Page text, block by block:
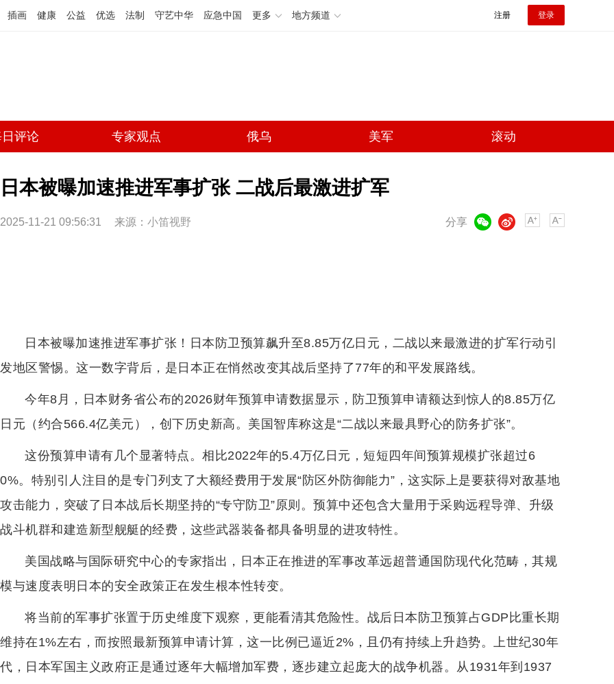
插画 健康 公益 优选 法制 守艺中华 应急中国 更多 地方频道 注册 登录
评论 专家观点 俄乌 美军 滚动
日本被曝加速推进军事扩张 二战后最激进扩军
2025-11-21 09:56:31 来源： 小笛视野 分享
微博
日本被曝加速推进军事扩张！日本防卫预算飙升至8.85万亿日元，二战以来最激进的扩军行动引
发地区警惕。这一数字背后，是日本正在悄然改变其战后坚持了77年的和平发展路线。
今年8月，日本财务省公布的2026财年预算申请数据显示，防卫预算申请额达到惊人的8.85万亿
日元（约合566.4亿美元），创下历史新高。美国智库称这是“二战以来最具野心的防务扩张”。
这份预算申请有几个显著特点。相比2022年的5.4万亿日元，短短四年间预算规模扩张超过6
0%。特别引人注目的是专门列支了大额经费用于发展“防区外防御能力”，这实际上是要获得对敌基地
攻击能力，突破了日本战后长期坚持的“专守防卫”原则。预算中还包含大量用于采购远程导弹、升级
战斗机群和建造新型舰艇的经费，这些武器装备都具备明显的进攻特性。
美国战略与国际研究中心的专家指出，日本正在推进的军事改革远超普通国防现代化范畴，其规
模与速度表明日本的安全政策正在发生根本性转变。
将当前的军事扩张置于历史维度下观察，更能看清其危险性。战后日本防卫预算占GDP比重长期
维持在1%左右，而按照最新预算申请计算，这一比例已逼近2%，且仍有持续上升趋势。上世纪30年
代，日本军国主义政府正是通过逐年大幅增加军费，逐步建立起庞大的战争机器。从1931年到1937